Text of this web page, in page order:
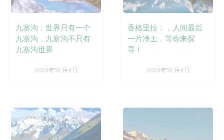
九寨沟：世界只有一个
九寨沟，九寨沟不只有
九寨沟世界
2025年12 月4日
香格里拉：，人间最后
一片净土，等你来探
寻！
2025年12 月4日